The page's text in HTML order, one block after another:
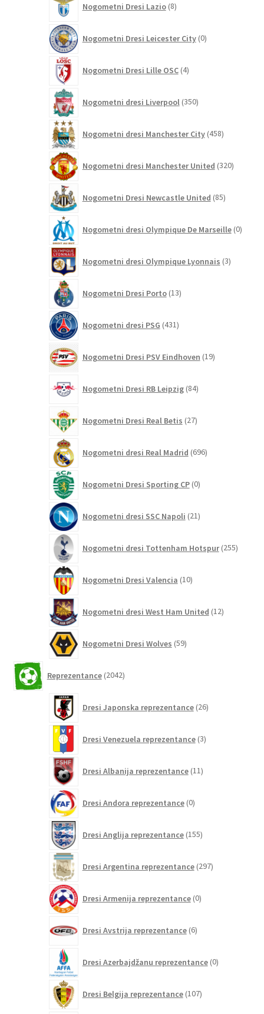
Nogometni Dresi Lazio 8izdelkov
Nogometni Dresi Leicester City 0izdelkov
Nogometni Dresi Lille OSC 4izdelki
Nogometni dresi Liverpool 350izdelkov
Nogometni dresi Manchester City 458izdelkov
Nogometni dresi Manchester United 320izdelkov
Nogometni Dresi Newcastle United 85izdelkov
Nogometni dresi Olympique De Marseille 0
Nogometni dresi Olympique Lyonnais 3izdelki
Nogometni Dresi Porto 13izdelkov
Nogometni dresi PSG 431izdelkov
Nogometni Dresi PSV Eindhoven 19izdelkov
Nogometni Dresi RB Leipzig 84izdelkov
Nogometni Dresi Real Betis 27izdelkov
Nogometni dresi Real Madrid 696izdelkov
Nogometni Dresi Sporting CP 0izdelkov
Nogometni dresi SSC Napoli 21izdelkov
Nogometni dresi Tottenham Hotspur 255
Nogometni Dresi Valencia 10izdelkov
Nogometni dresi West Ham United 12izdelkov
Nogometni Dresi Wolves 59izdelkov
Reprezentance 2042izdelkov
Dresi Japonska reprezentance 26izdelkov
Dresi Venezuela reprezentance 3izdelki
Dresi Albanija reprezentance 11izdelkov
Dresi Andora reprezentance 0izdelkov
Dresi Anglija reprezentance 155izdelkov
Dresi Argentina reprezentance 297izdelkov
Dresi Armenija reprezentance 0izdelkov
Dresi Avstrija reprezentance 6izdelkov
Dresi Azerbajdžanu reprezentance 0izdelkov
Dresi Belgija reprezentance 107izdelkov